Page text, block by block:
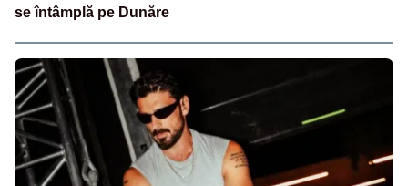
se întâmplă pe Dunăre